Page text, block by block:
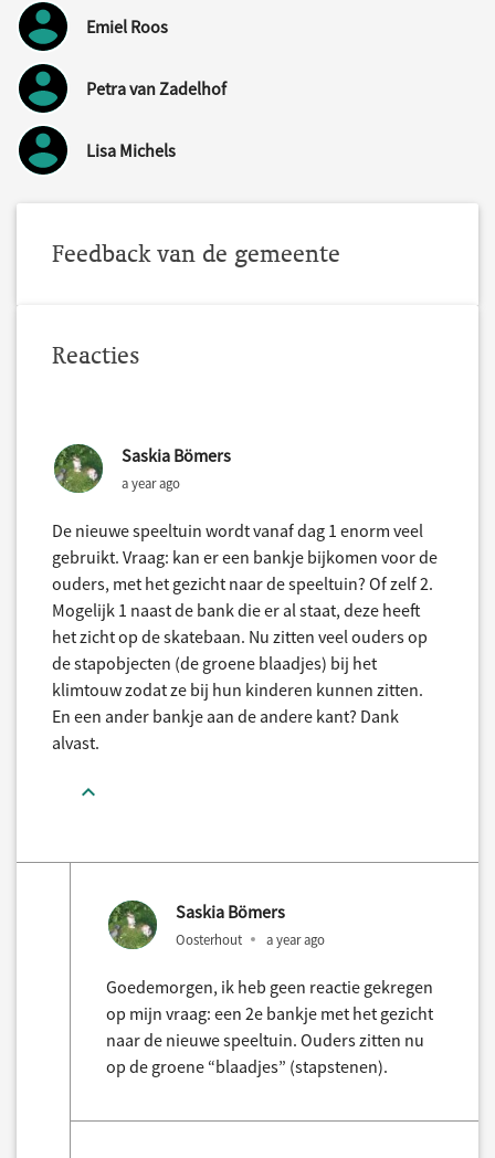
Emiel Roos
Petra van Zadelhof
Lisa Michels
Feedback van de gemeente
Reacties
Saskia Bömers
a year ago
De nieuwe speeltuin wordt vanaf dag 1 enorm veel
gebruikt. Vraag: kan er een bankje bijkomen voor de
ouders, met het gezicht naar de speeltuin? Of zelf 2.
Mogelijk 1 naast de bank die er al staat, deze heeft
het zicht op de skatebaan. Nu zitten veel ouders op
de stapobjecten (de groene blaadjes) bij het
klimtouw zodat ze bij hun kinderen kunnen zitten.
En een ander bankje aan de andere kant? Dank
alvast.
Saskia Bömers
Oosterhout a year ago
Goedemorgen, ik heb geen reactie gekregen
op mijn vraag: een 2e bankje met het gezicht
naar de nieuwe speeltuin. Ouders zitten nu
op de groene “blaadjes” (stapstenen).